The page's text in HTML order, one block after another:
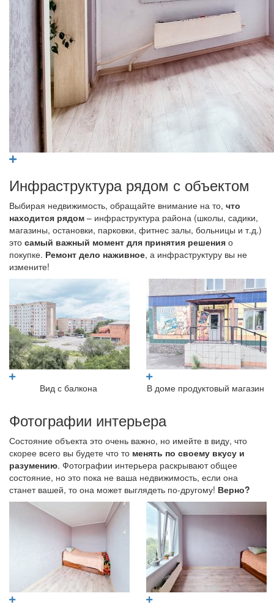
Инфраструктура рядом с объектом
Выбирая недвижимость, обращайте внимание на то, что
находится рядом – инфраструктура района (школы, садики,
магазины, остановки, парковки, фитнес залы, больницы и т.д.)
это самый важный момент для принятия решения о
покупке. Ремонт дело наживное, а инфраструктуру вы не
измените!
Вид с балкона В доме продуктовый магазин
Фотографии интерьера
Состояние объекта это очень важно, но имейте в виду, что
скорее всего вы будете что то менять по своему вкусу и
разумению. Фотографии интерьера раскрывают общее
состояние, но это пока не ваша недвижимость, если она
станет вашей, то она может выглядеть по-другому! Верно?